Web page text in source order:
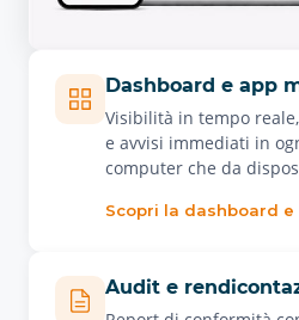
Dashboard e app
Visibilità in tempo
e avvisi immediati in
computer che da
Scopri la dashboard
Audit e